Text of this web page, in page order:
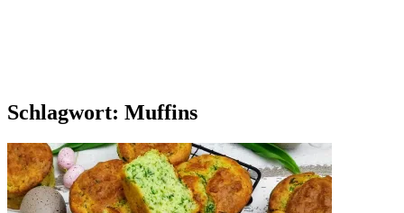
Schlagwort: Muffins